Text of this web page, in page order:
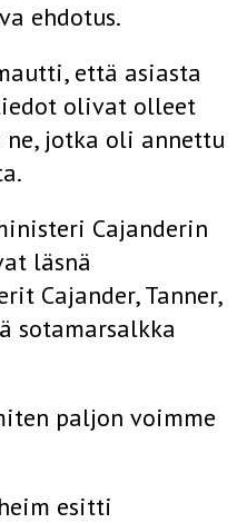
ehdotus.
että asiasta
olivat olleet
jotka oli annettu
Cajanderin
läsnä
Cajander, Tanner,
sotamarsalkka
paljon voimme
esitti